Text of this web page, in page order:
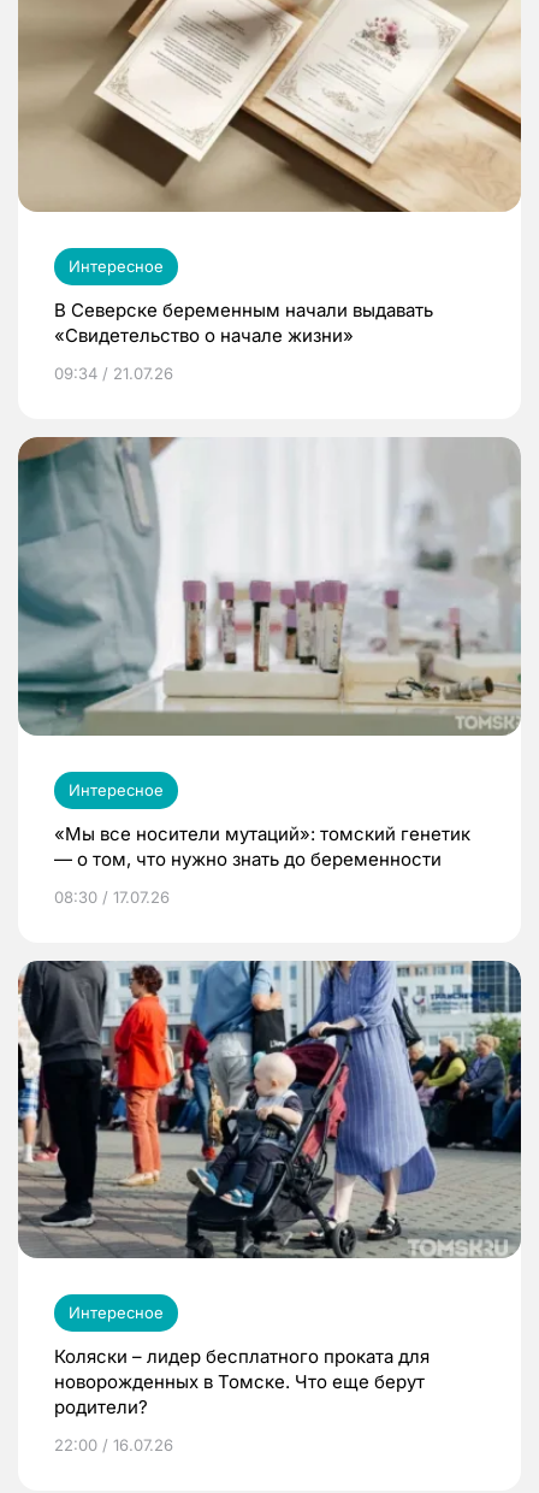
Интересное
В Северске беременным начали выдавать
«Свидетельство о начале жизни»
09:34 / 21.07.26
Интересное
«Мы все носители мутаций»: томский генетик
— о том, что нужно знать до беременности
08:30 / 17.07.26
Интересное
Коляски – лидер бесплатного проката для
новорожденных в Томске. Что еще берут
родители?
22:00 / 16.07.26